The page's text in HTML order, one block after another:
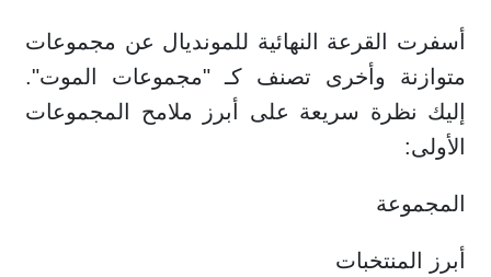
أسفرت القرعة النهائية للمونديال عن مجموعات
متوازنة وأخرى تصنف كـ "مجموعات الموت".
إليك نظرة سريعة على أبرز ملامح المجموعات
الأولى:
المجموعة
أبرز المنتخبات